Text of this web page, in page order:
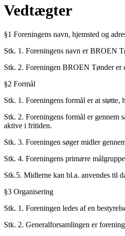
Vedtægter
§1 Foreningens navn, hjemsted og
Stk. 1. Foreningens navn er BROEN
Stk. 2. Foreningen BROEN Tønder
§2 Formål
Stk. 1. Foreningens formål er at
Stk. 2. Foreningens formål er gennem
aktive i fritiden.
Stk. 3. Foreningen søger midler
Stk. 4. Foreningens primære
Stk.5. Midlerne kan bl.a. anvendes til
§3 Organisering
Stk. 1. Foreningen ledes af en
Stk. 2. Generalforsamlingen er